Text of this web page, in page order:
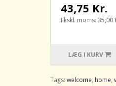
43,75 Kr.
Ekskl. moms: 35,00
LÆG I KURV
Tags: welcome, home,